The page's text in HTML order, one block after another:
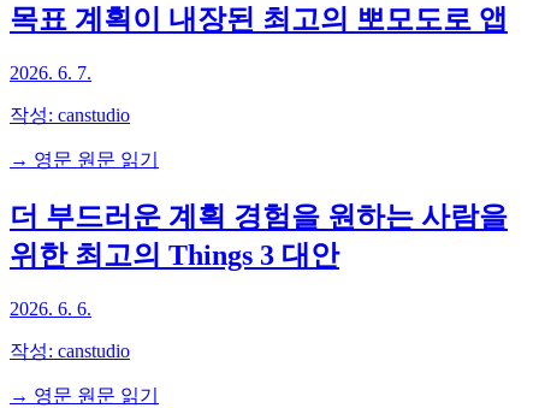
목표 계획이 내장된 최고의 뽀모도로 앱
2026. 6. 7.
작성: canstudio
→ 영문 원문 읽기
더 부드러운 계획 경험을 원하는 사람을
위한 최고의 Things 3 대안
2026. 6. 6.
작성: canstudio
→ 영문 원문 읽기